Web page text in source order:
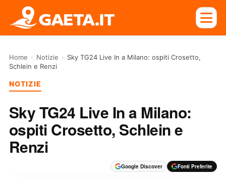
Home › Notizie › Sky TG24 Live In a Milano: ospiti Crosetto,
Schlein e Renzi
NOTIZIE
Sky TG24 Live In a Milano:
ospiti Crosetto, Schlein e
Renzi
Google Discover Fonti Preferite